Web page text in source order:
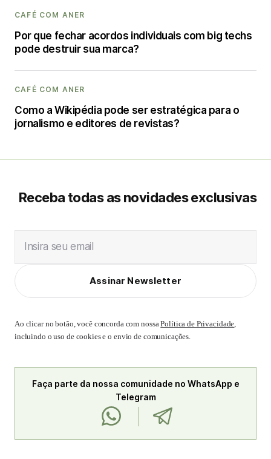
CAFÉ COM ANER
Por que fechar acordos individuais com big techs
pode destruir sua marca?
CAFÉ COM ANER
Como a Wikipédia pode ser estratégica para o
jornalismo e editores de revistas?
Receba todas as novidades exclusivas
Insira seu email
Assinar Newsletter
Ao clicar no botão, você concorda com nossaPolítica de Privacidade,
incluindo o uso de cookies e o envio de comunicações.
Faça parte da nossa comunidade no WhatsApp e
Telegram